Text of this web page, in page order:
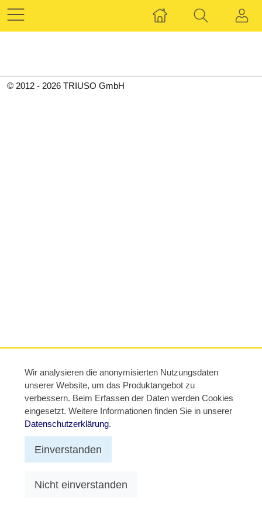
© 2012 - 2026 TRIUSO GmbH
Wir analysieren die anonymisierten Nutzungsdaten
unserer Website, um das Produktangebot zu
verbessern. Beim Erfassen der Daten werden Cookies
eingesetzt. Weitere Informationen finden Sie in unserer
Datenschutzerklärung.
Einverstanden
Nicht einverstanden